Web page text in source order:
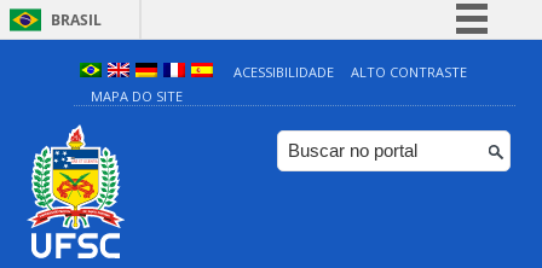
BRASIL
Simplifique!
Comunica BR
Participe
ACESSIBILIDADE
ALTO CONTRASTE
MAPA DO SITE